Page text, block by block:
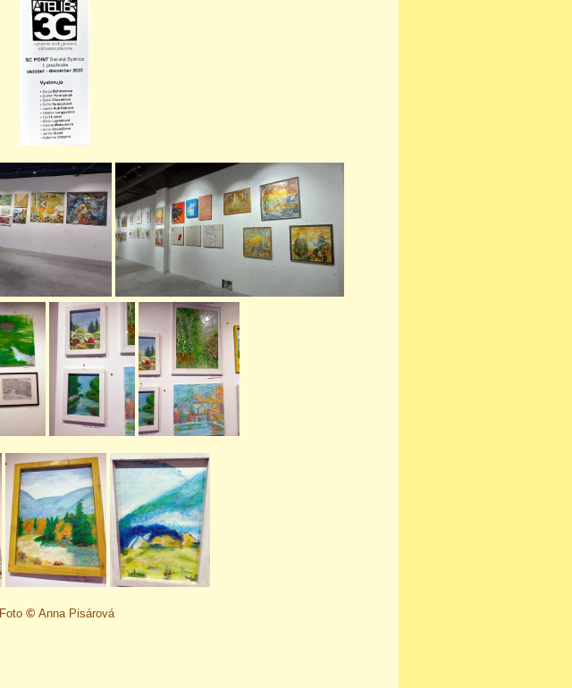
Foto © Anna Pisárová